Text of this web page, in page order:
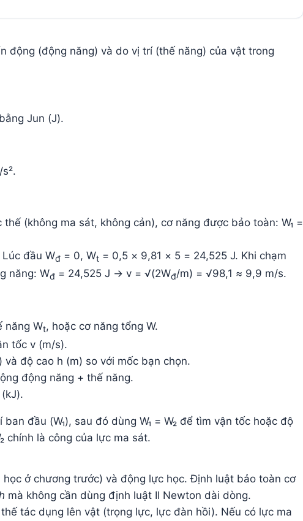
động (động năng) và do vị trí (thế năng) của vật trong
Jun (J).
thế (không ma sát, không cản), cơ năng được bảo toàn: W₁ =
đầu Wđ = 0, Wt = 0,5 × 9,81 × 5 = 24,525 J. Khi chạm
năng: Wđ = 24,525 J → v = √(2Wđ/m) = √98,1 ≈ 9,9 m/s.
năng Wt, hoặc cơ năng tổng W.
tốc v (m/s).
và độ cao h (m) so với mốc bạn chọn.
động năng + thế năng.
đầu (W₁), sau đó dùng W₁ = W₂ để tìm vận tốc hoặc độ
chính là công của lực ma sát.
ở chương trước) và động lực học. Định luật bảo toàn cơ
mà không cần dùng định luật II Newton dài dòng.
tác dụng lên vật (trọng lực, lực đàn hồi). Nếu có lực ma